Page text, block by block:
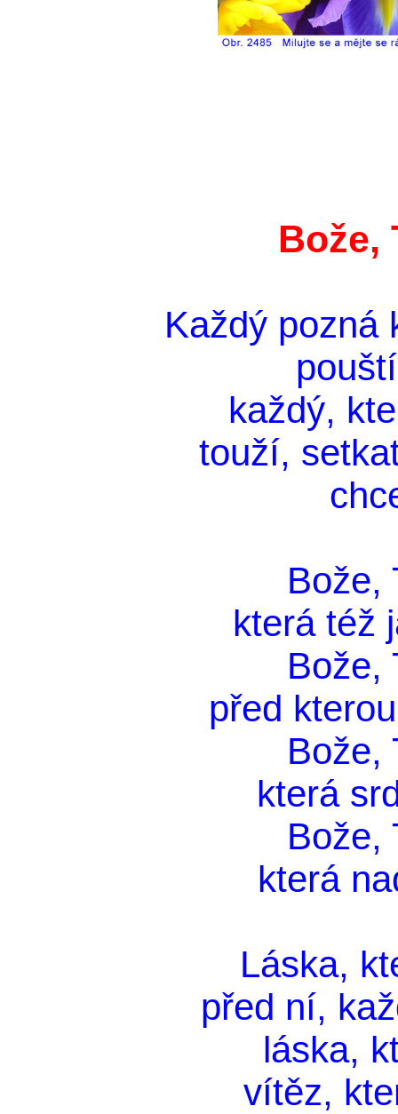
Bože,
Každý pozná
každý,
touží,
Bože,
která též
Bože,
před
Bože,
která
Bože,
která
Láska,
před ní,
láska,
vítěz,